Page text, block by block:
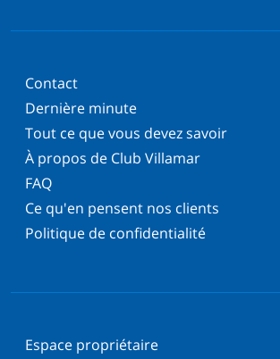
Contact
Dernière minute
Tout ce que vous devez savoir
À propos de Club Villamar
FAQ
Ce qu'en pensent nos clients
Politique de confidentialité
Espace propriétaire